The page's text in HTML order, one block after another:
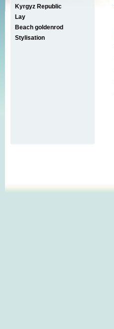
Kyrgyz Republic
Lay
Beach goldenrod
Stylisation